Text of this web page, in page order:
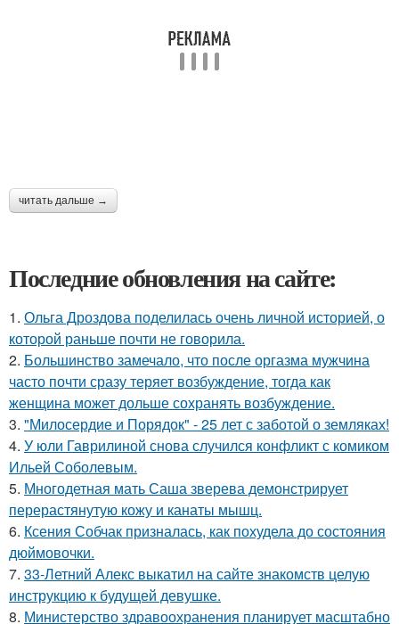
читать дальше →
Последние обновления на сайте:
1. Ольга Дроздова поделилась очень личной историей, о
которой раньше почти не говорила.
2. Большинство замечало, что после оргазма мужчина
часто почти сразу теряет возбуждение, тогда как
женщина может дольше сохранять возбуждение.
3. "Милосердие и Порядок" - 25 лет с заботой о земляках!
4. У юли Гаврилиной снова случился конфликт с комиком
Ильей Соболевым.
5. Многодетная мать Саша зверева демонстрирует
перерастянутую кожу и канаты мышц.
6. Ксения Собчак призналась, как похудела до состояния
дюймовочки.
7. 33-Летний Алекс выкатил на сайте знакомств целую
инструкцию к будущей девушке.
8. Министерство здравоохранения планирует масштабно